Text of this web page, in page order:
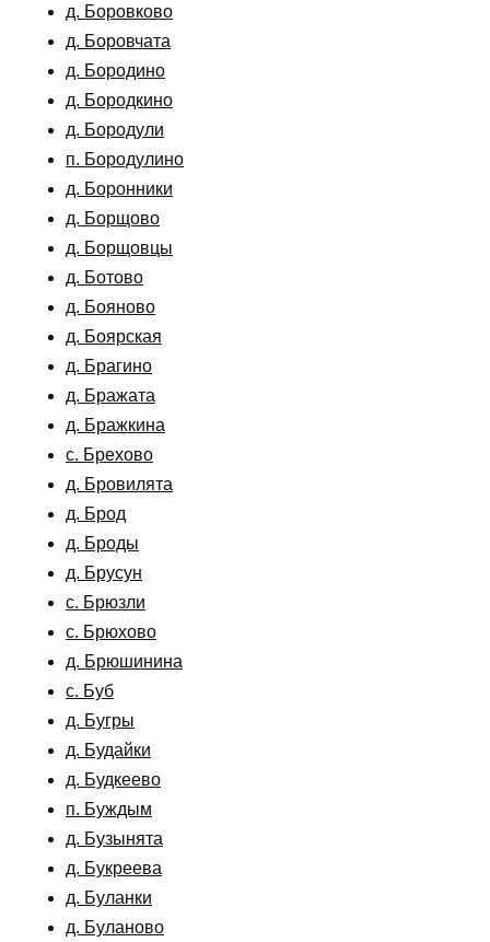
д. Боровково
д. Боровчата
д. Бородино
д. Бородкино
д. Бородули
п. Бородулино
д. Боронники
д. Борщово
д. Борщовцы
д. Ботово
д. Бояново
д. Боярская
д. Брагино
д. Бражата
д. Бражкина
с. Брехово
д. Бровилята
д. Брод
д. Броды
д. Брусун
с. Брюзли
с. Брюхово
д. Брюшинина
с. Буб
д. Бугры
д. Будайки
д. Будкеево
п. Буждым
д. Бузынята
д. Букреева
д. Буланки
д. Буланово